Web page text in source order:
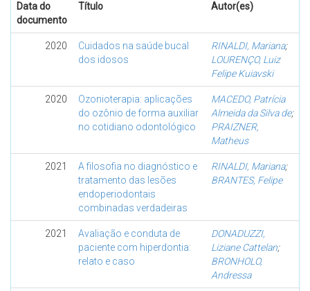
Data do
documento
Título Autor(es)
2020
Cuidados na saúde bucal
dos idosos
RINALDI, Mariana;
LOURENÇO, Luiz
Felipe Kuiavski
2020
Ozonioterapia: aplicações
do ozônio de forma auxiliar
no cotidiano odontológico
MACEDO, Patrícia
Almeida da Silva de;
PRAIZNER,
Matheus
2021
A filosofia no diagnóstico e
tratamento das lesões
endoperiodontais
combinadas verdadeiras
RINALDI, Mariana;
BRANTES, Felipe
2021
Avaliação e conduta de
paciente com hiperdontia:
relato e caso
DONADUZZI,
Liziane Cattelan;
BRONHOLO,
Andressa